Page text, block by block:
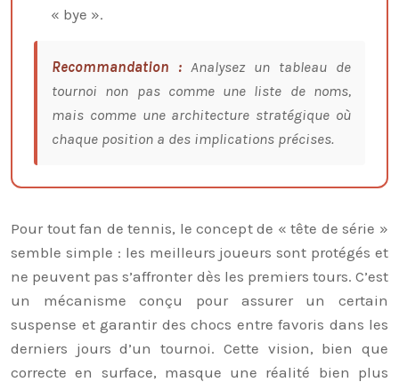
« bye ».
Recommandation : Analysez un tableau de
tournoi non pas comme une liste de noms,
mais comme une architecture stratégique où
chaque position a des implications précises.
Pour tout fan de tennis, le concept de « tête de série »
semble simple : les meilleurs joueurs sont protégés et
ne peuvent pas s’affronter dès les premiers tours. C’est
un mécanisme conçu pour assurer un certain
suspense et garantir des chocs entre favoris dans les
derniers jours d’un tournoi. Cette vision, bien que
correcte en surface, masque une réalité bien plus